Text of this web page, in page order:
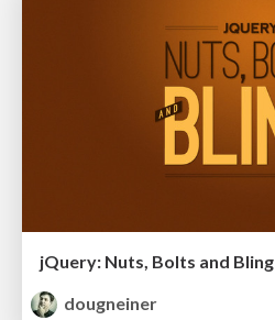
jQuery: Nuts, Bolts and Bling
dougneiner